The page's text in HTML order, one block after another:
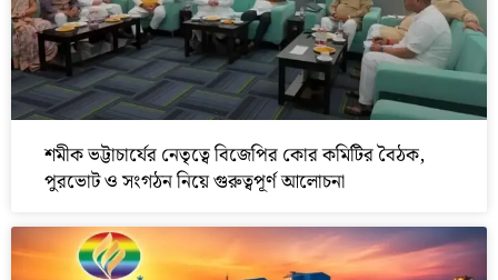
শমীক ভট্টাচার্যের নেতৃত্বে বিজেপির কোর কমিটির বৈঠক,
পুরভোট ও সংগঠন নিয়ে গুরুত্বপূর্ণ আলোচনা